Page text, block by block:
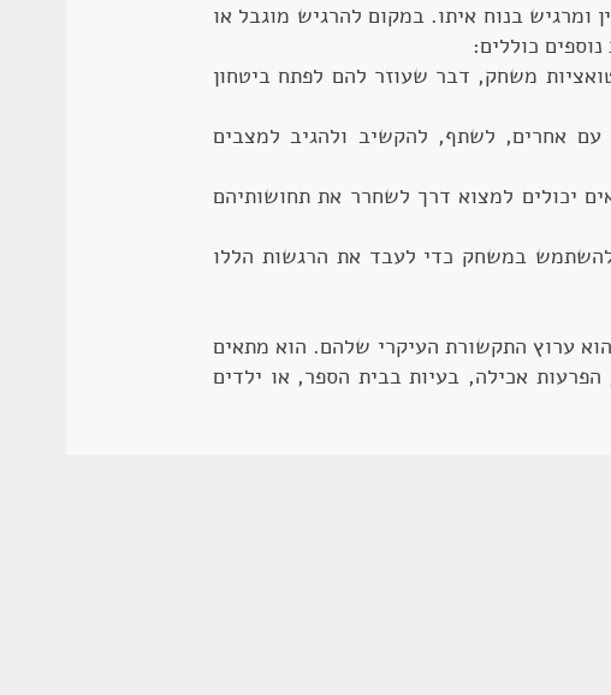
בנוח איתו. במקום להרגיש מוגבל או
כוללים:
משחק, דבר שעוזר להם לפתח ביטחון
אחרים, לשתף, להקשיב ולהגיב למצבים
יכולים למצוא דרך לשחרר את תחושותיהם
במשחק כדי לעבד את הרגשות הללו
התפתחותי שבו המשחק הוא ערוץ התקשורת העיקרי שלהם. הוא מתאים
אכילה, בעיות בבית הספר, או ילדים